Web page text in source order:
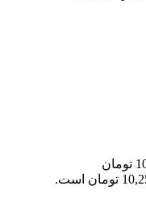
قیمت اصلی 10,500,000 تومان